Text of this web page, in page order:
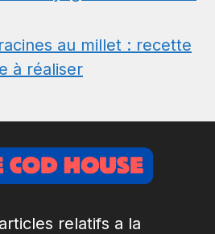
au millet : recette
à réaliser
relatifs a la